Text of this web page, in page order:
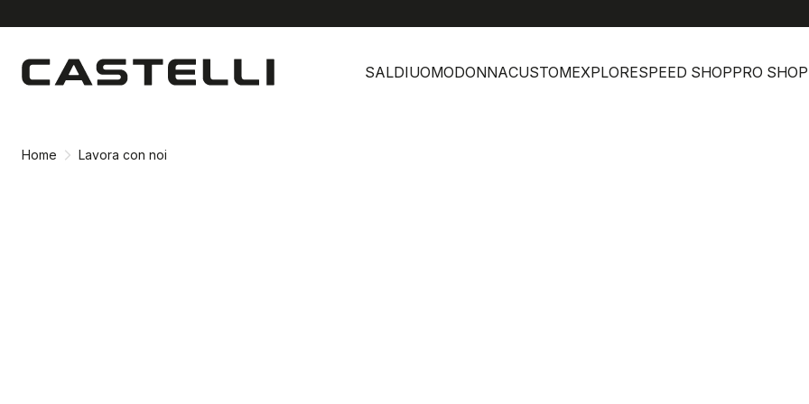
contenuto
navigazione
SALDIUOMODONNACUSTOMEXPLORESPEED SHOPPRO SHOP
Home Lavora con noi